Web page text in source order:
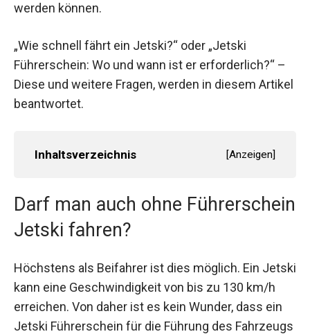
werden können.
„Wie schnell fährt ein Jetski?“ oder „Jetski
Führerschein: Wo und wann ist er erforderlich?“ –
Diese und weitere Fragen, werden in diesem Artikel
beantwortet.
Inhaltsverzeichnis [Anzeigen]
Darf man auch ohne Führerschein
Jetski fahren?
Höchstens als Beifahrer ist dies möglich. Ein Jetski
kann eine Geschwindigkeit von bis zu 130 km/h
erreichen. Von daher ist es kein Wunder, dass ein
Jetski Führerschein für die Führung des Fahrzeugs